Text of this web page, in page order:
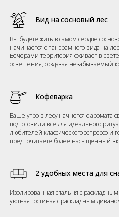
Вид на сосновый лес
Вы будете жить в самом сердце
начинается с панорамного вида на
Вечерами территория оживает в
освещения, создавая незабываемый
Кофеварка
Ваше утро в лесу начнется с аромата
подготовили всё для идеального
любителей классического эспрессо и
предпочитаете более насыщенный
2 удобных места для
Изолированная спальня с
уютная гостиная с раскладным